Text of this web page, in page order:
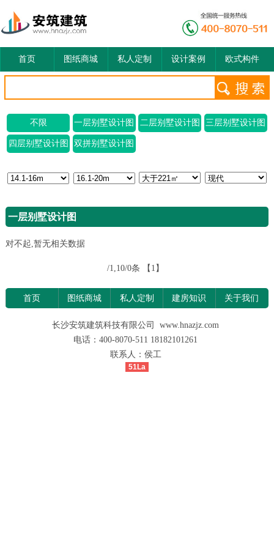
首页 图纸商城 私人定制 设计案例 欧式构件
不限 一层别墅设计图 二层别墅设计图 三层别墅设计图
四层别墅设计图 双拼别墅设计图
一层别墅设计图
对不起,暂无相关数据
/1,10/0条 【1】
首页 图纸商城 私人定制 建房知识 关于我们
长沙安筑建筑科技有限公司 www.hnazjz.com
电话：400-8070-511 18182101261
联系人：侯工
51La